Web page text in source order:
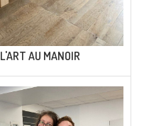
L'ART AU MANOIR